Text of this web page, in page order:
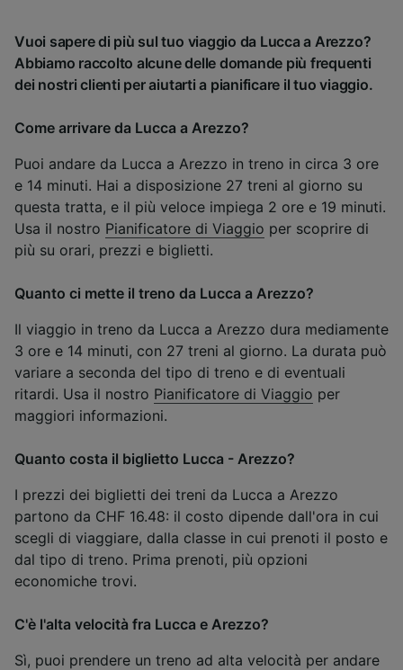
Vuoi sapere di più sul tuo viaggio da Lucca a Arezzo?
Abbiamo raccolto alcune delle domande più frequenti
dei nostri clienti per aiutarti a pianificare il tuo viaggio.
Come arrivare da Lucca a Arezzo?
Puoi andare da Lucca a Arezzo in treno in circa 3 ore
e 14 minuti. Hai a disposizione 27 treni al giorno su
questa tratta, e il più veloce impiega 2 ore e 19 minuti.
Usa il nostro Pianificatore di Viaggio per scoprire di
più su orari, prezzi e biglietti.
Quanto ci mette il treno da Lucca a Arezzo?
Il viaggio in treno da Lucca a Arezzo dura mediamente
3 ore e 14 minuti, con 27 treni al giorno. La durata può
variare a seconda del tipo di treno e di eventuali
ritardi. Usa il nostro Pianificatore di Viaggio per
maggiori informazioni.
Quanto costa il biglietto Lucca - Arezzo?
I prezzi dei biglietti dei treni da Lucca a Arezzo
partono da CHF 16.48: il costo dipende dall'ora in cui
scegli di viaggiare, dalla classe in cui prenoti il posto e
dal tipo di treno. Prima prenoti, più opzioni
economiche trovi.
C'è l'alta velocità fra Lucca e Arezzo?
Sì, puoi prendere un treno ad alta velocità per andare